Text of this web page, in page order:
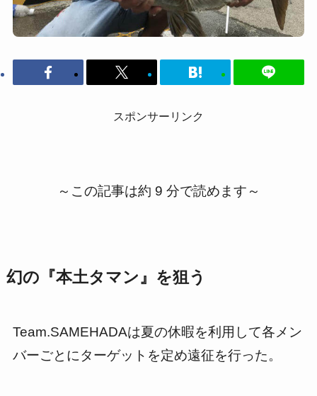
スポンサーリンク
～この記事は約 9 分で読めます～
幻の『本土タマン』を狙う
Team.SAMEHADAは夏の休暇を利用して各メン
バーごとにターゲットを定め遠征を行った。